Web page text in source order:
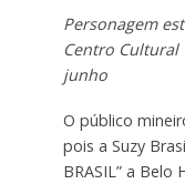
Personagem
Centro Cultural
junho
O público
pois a Suzy
BRASIL” a Belo